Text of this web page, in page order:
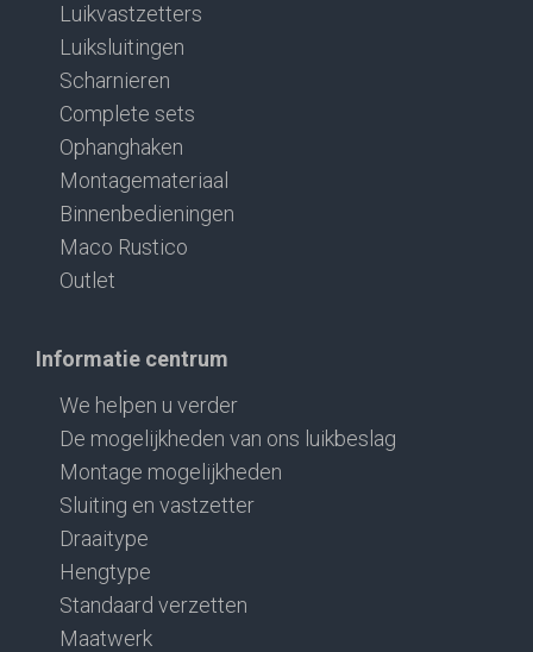
Luikvastzetters
Luiksluitingen
Scharnieren
Complete sets
Ophanghaken
Montagemateriaal
Binnenbedieningen
Maco Rustico
Outlet
Informatie centrum
We helpen u verder
De mogelijkheden van ons luikbeslag
Montage mogelijkheden
Sluiting en vastzetter
Draaitype
Hengtype
Standaard verzetten
Maatwerk